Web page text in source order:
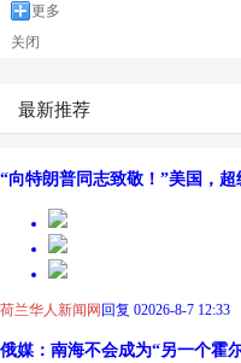
更多
关闭
最新推荐
“向特朗普同志致敬！”美国，
荷兰华人新闻网回复 02026-8-7 12:33
俄媒：南海不会成为“另一个霍